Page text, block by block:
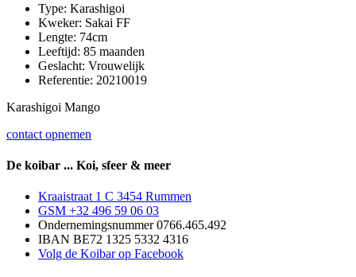
Type: Karashigoi
Kweker: Sakai FF
Lengte: 74cm
Leeftijd: 85 maanden
Geslacht: Vrouwelijk
Referentie: 20210019
Karashigoi Mango
contact opnemen
De koibar ... Koi, sfeer & meer
Kraaistraat 1 C 3454 Rummen
GSM +32 496 59 06 03
Ondernemingsnummer 0766.465.492
IBAN BE72 1325 5332 4316
Volg de Koibar op Facebook